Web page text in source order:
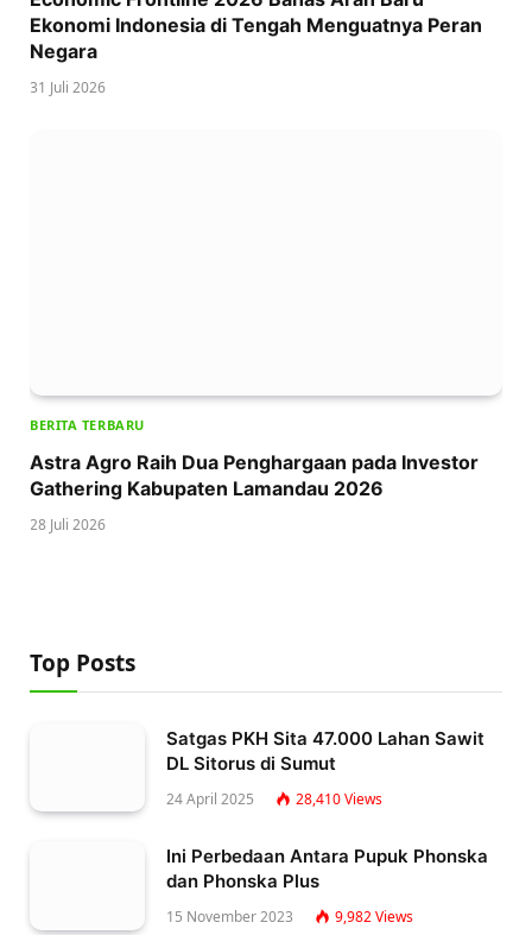
Ekonomi Indonesia di Tengah Menguatnya Peran
Negara
31 Juli 2026
BERITA TERBARU
Astra Agro Raih Dua Penghargaan pada Investor
Gathering Kabupaten Lamandau 2026
28 Juli 2026
Top Posts
Satgas PKH Sita 47.000 Lahan Sawit
DL Sitorus di Sumut
24 April 2025 28,410Views
Ini Perbedaan Antara Pupuk Phonska
dan Phonska Plus
15 November 2023 9,982Views